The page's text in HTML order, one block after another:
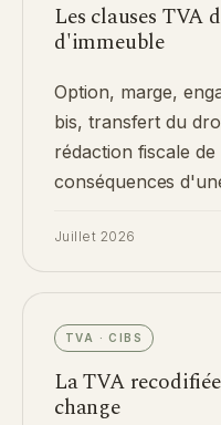
Les clauses TVA
d'immeuble
Option, marge,
bis, transfert du
rédaction fiscale
conséquences
Juillet 2026
TVA · CIBS
La TVA
change